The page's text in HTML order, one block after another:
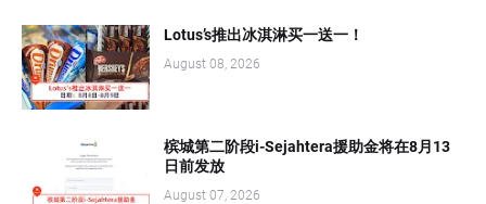
Lotus’s推出冰淇淋买一送一！
August 08, 2026
槟城第二阶段i-Sejahtera援助金将在8月13
日前发放
August 07, 2026